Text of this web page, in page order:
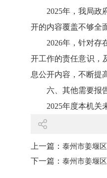
2025年，我局政
开的内容覆盖不够全
2026年，针对存
开工作的责任意识，
息公开内容，不断提
六、其他需要报
2025年度本机关
上一篇： 泰州市姜堰
下一篇： 泰州市姜堰